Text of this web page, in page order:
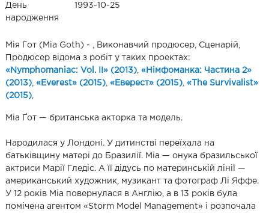
День
народження
1993-10-25
Мія Гот (Mia Goth) - , Виконавчий продюсер, Сценарій,
Продюсер відома з робіт у таких проектах:
«Nymphomaniac: Vol. II» (2013) «Німфоманка: Частина 2»
(2013) «Everest» (2015) «Еверест» (2015) «The Survivalist»
(2015)
Міа Ґот — британська акторка та модель.
Народилася у Лондоні. У дитинстві переїхала на
батьківщину матері до Бразилії. Міа — онука бразильської
актриси Марії Гледіс. А її дідусь по материнській лінії —
американський художник, музикант та фотограф Лі Яффе.
У 12 років Міа повернулася в Англію, а в 13 років була
помічена агентом «Storm Model Management» і розпочала